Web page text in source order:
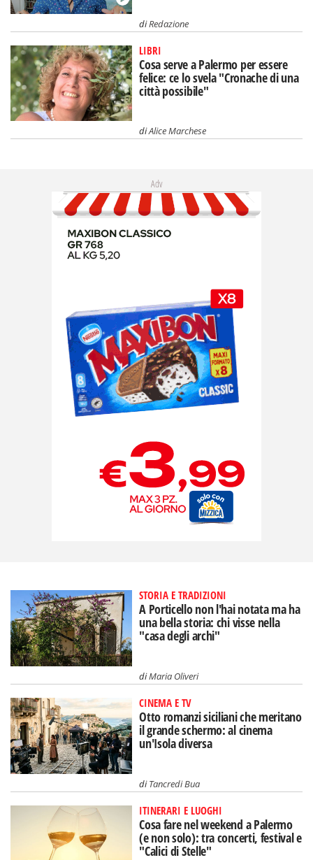
diRedazione
LIBRI
Cosa serve a Palermo per essere
felice: ce lo svela "Cronache di una
città possibile"
diAlice Marchese
Adv
STORIA E TRADIZIONI
A Porticello non l'hai notata ma ha
una bella storia: chi visse nella
"casa degli archi"
diMaria Oliveri
CINEMA E TV
Otto romanzi siciliani che meritano
il grande schermo: al cinema
un'Isola diversa
diTancredi Bua
ITINERARI E LUOGHI
Cosa fare nel weekend a Palermo
(e non solo): tra concerti, festival e
"Calici di Stelle"